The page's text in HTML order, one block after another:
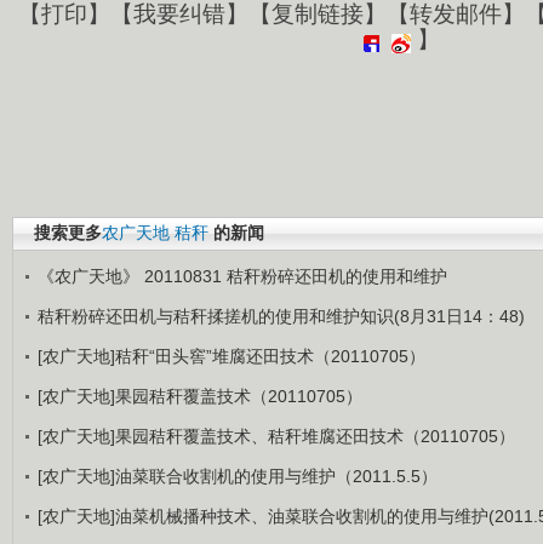
【打印】【我要纠错】【复制链接】【转发邮件】
】
搜索更多农广天地 秸秆 的新闻
《农广天地》 20110831 秸秆粉碎还田机的使用和维护
秸秆粉碎还田机与秸秆揉搓机的使用和维护知识(8月31日14：48)
[农广天地]秸秆“田头窖”堆腐还田技术（20110705）
[农广天地]果园秸秆覆盖技术（20110705）
[农广天地]果园秸秆覆盖技术、秸秆堆腐还田技术（20110705）
[农广天地]油菜联合收割机的使用与维护（2011.5.5）
[农广天地]油菜机械播种技术、油菜联合收割机的使用与维护